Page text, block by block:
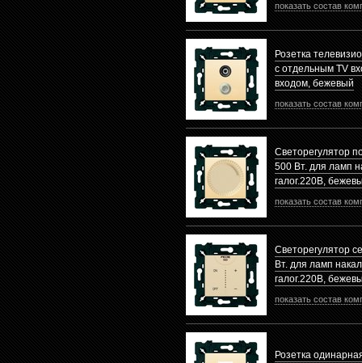
показать состав
Розетка
с отдельным TV
входом, бежевый
показать состав
Светорегулятор
500 Вт. для ламп
галог.220В,
показать состав
Светорегулятор
Вт. для ламп
галог.220B,
показать состав
Розетка